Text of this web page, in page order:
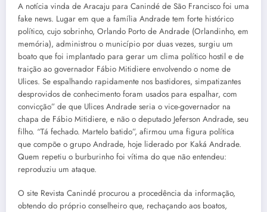
A notícia vinda de Aracaju para Canindé de São Francisco foi uma
fake news. Lugar em que a família Andrade tem forte histórico
político, cujo sobrinho, Orlando Porto de Andrade (Orlandinho, em
memória), administrou o município por duas vezes, surgiu um
boato que foi implantado para gerar um clima político hostil e de
traição ao governador Fábio Mitidiere envolvendo o nome de
Ulices. Se espalhando rapidamente nos bastidores, simpatizantes
desprovidos de conhecimento foram usados para espalhar, com
convicção” de que Ulices Andrade seria o vice-governador na
chapa de Fábio Mitidiere, e não o deputado Jeferson Andrade, seu
filho. “Tá fechado. Martelo batido”, afirmou uma figura política
que compõe o grupo Andrade, hoje liderado por Kaká Andrade.
Quem repetiu o burburinho foi vítima do que não entendeu:
reproduziu um ataque.
O site Revista Canindé procurou a procedência da informação,
obtendo do próprio conselheiro que, rechaçando aos boatos,